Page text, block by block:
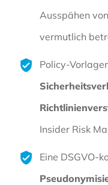
Ausspähen
vermutlich
Policy-
Insider Risk
Eine DSGVO-